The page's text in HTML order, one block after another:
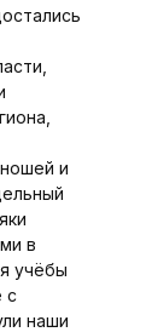
и
в
учёбы
с
наши